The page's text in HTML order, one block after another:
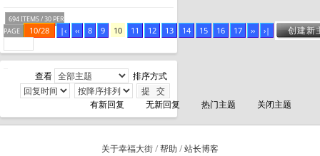
694 ITEMS / 30 PER
PAGE
10/28 |‹ ‹‹ 8 9 10 11 12 13 14 15 16 17 ›› ›| 创建新
查看 排序方式
有新回复 无新回复 热门主题 关闭主题
关于幸福大街/帮助 /站长博客